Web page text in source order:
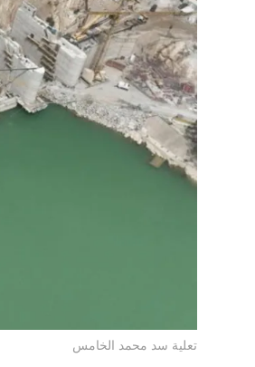
تعلية سد محمد الخامس